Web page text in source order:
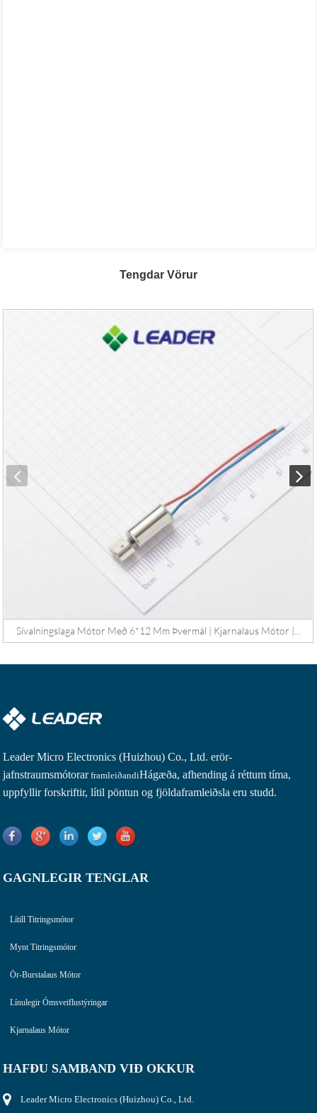
Tengdar Vörur
Sívalningslaga Mótor Með 6*12 Mm Þvermál | Kjarnalaus Mótor |...
Leader Micro Electronics (Huizhou) Co., Ltd. erör-
jafnstraumsmótorar framleiðandiHágæða, afhending á réttum tíma,
uppfyllir forskriftir, lítil pöntun og fjöldaframleiðsla eru studd.
GAGNLEGIR TENGLAR
Lítill Titringsmótor
Mynt Titringsmótor
Ör-Burstalaus Mótor
Línulegir Ómsveiflustýringar
Kjarnalaus Mótor
HAFÐU SAMBAND VIÐ OKKUR
Leader Micro Electronics (Huizhou) Co., Ltd.